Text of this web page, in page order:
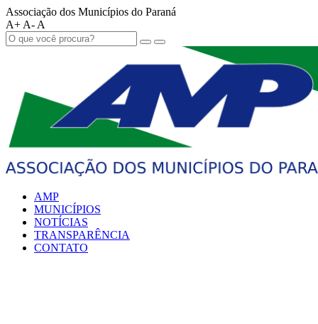
Associação dos Municípios do Paraná
A+ A- A
AMP
MUNICÍPIOS
NOTÍCIAS
TRANSPARÊNCIA
CONTATO